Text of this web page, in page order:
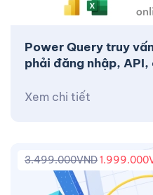
Power Query truy
phải đăng nhập,
Xem chi tiết
3.499.000VND1.999.000